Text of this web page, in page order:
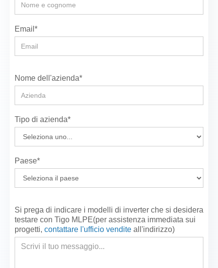
Email*
Nome dell'azienda*
Tipo di azienda*
Paese*
Si prega di indicare i modelli di inverter che si desidera
testare con Tigo MLPE(per assistenza immediata sui
progetti, contattare l'ufficio vendite all'indirizzo)